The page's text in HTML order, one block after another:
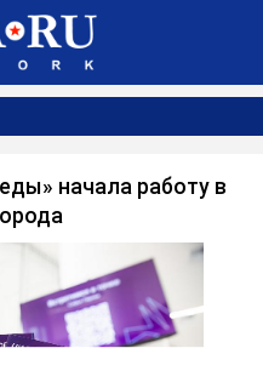
начала работу в